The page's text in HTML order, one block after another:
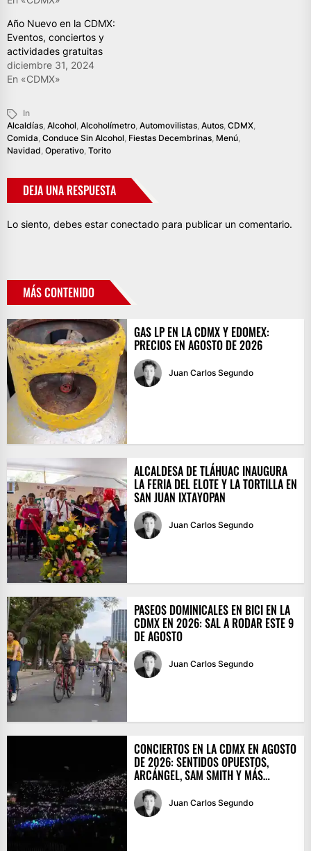
Año Nuevo en la CDMX:
Eventos, conciertos y
actividades gratuitas
diciembre 31, 2024
En «CDMX»
In
Alcaldías, Alcohol, Alcoholímetro, Automovilistas, Autos, CDMX,
Comida, Conduce Sin Alcohol, Fiestas Decembrinas, Menú,
Navidad, Operativo, Torito
DEJA UNA RESPUESTA
Lo siento, debes estar conectado para publicar un comentario.
MÁS CONTENIDO
GAS LP EN LA CDMX Y EDOMEX:
PRECIOS EN AGOSTO DE 2026
Juan Carlos Segundo
ALCALDESA DE TLÁHUAC INAUGURA
LA FERIA DEL ELOTE Y LA TORTILLA EN
SAN JUAN IXTAYOPAN
Juan Carlos Segundo
PASEOS DOMINICALES EN BICI EN LA
CDMX EN 2026: SAL A RODAR ESTE 9
DE AGOSTO
Juan Carlos Segundo
CONCIERTOS EN LA CDMX EN AGOSTO
DE 2026: SENTIDOS OPUESTOS,
ARCÁNGEL, SAM SMITH Y MÁS…
Juan Carlos Segundo